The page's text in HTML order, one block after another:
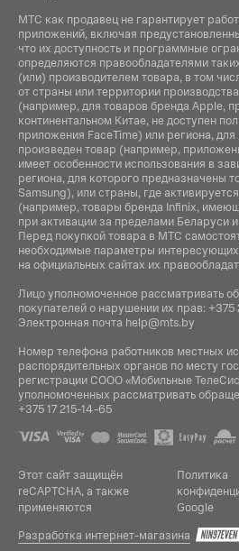
МТС как продавец не гарантирует
приложений, включая
что их доступность и программные
определяются правообладателями
(или) производителем товара, в том
от страны или территории
(например, для товаров бренда Apple,
континентальном Китае, не доступен
приложения FaceTime) или региона, для
произведен товар (например,
имеет особенности использования в
региона, для которого предназначены
Samsung), или страны, где
(например, товары бренда Infiniх,
при активации за пределами Беларуси
Перед покупкой товара в МТС
необходимые параметры
на официальных сайтах их
Лицо уполномоченное рассматривать
покупателей о нарушении их прав:
Электронная почта help@mts.by
Номер телефона работников местных
распорядительных органов по месту
регистрации СООО «Мобильные
уполномоченных рассматривать
+375 17 215-14-65
Этот сайт защищён
reCAPTCHA, а также
применяются
Политика
Google
Разработка интернет-магазина